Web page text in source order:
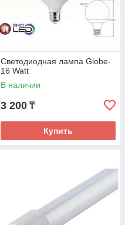
Светодиодная лампа Globe-
16 Watt
В наличии
3 200 ₸
Купить